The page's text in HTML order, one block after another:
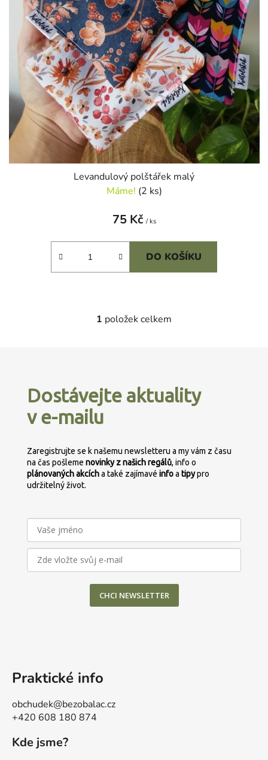
ů
Levandulový polštářek malý
Máme! (2 ks)
75 Kč / ks
DO KOŠÍKU
O
a
c
v
k
y
p
s
1 položek celkem
Dostávejte aktuality
v e-mailu
Zaregistrujte se k našemu newsletteru a my vám z času
na čas pošleme novinky z našich regálů, info o
plánovanýchakcícha také zajímavé infoa tipypro
udržitelný život.
CHCI NEWSLETTER
Praktické info
obchudek@bezobalac.cz
+420 608 180 874
Kde jsme?